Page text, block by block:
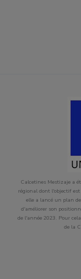
Calcetines Mestizaje a
régional dont l'objectif
elle a lancé un plan
d'améliorer son
de l'année 2023. Pour
de la